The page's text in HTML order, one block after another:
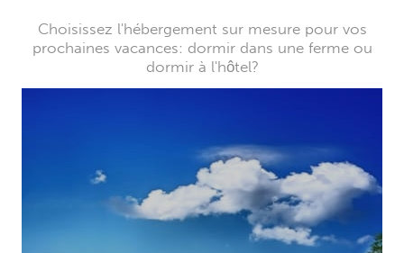
Choisissez l'hébergement sur mesure pour vos
prochaines vacances: dormir dans une ferme ou
dormir à l'hôtel?